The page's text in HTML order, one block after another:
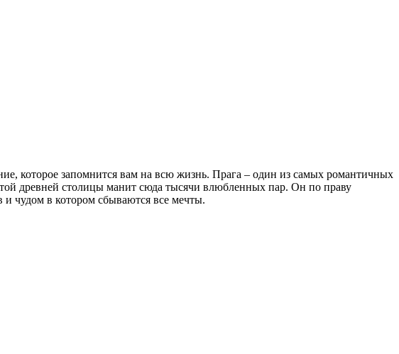
которое запомнится вам на всю жизнь. Прага – один из самых романтичных
древней столицы манит сюда тысячи влюбленных пар. Он по праву
чудом в котором сбываются все мечты.